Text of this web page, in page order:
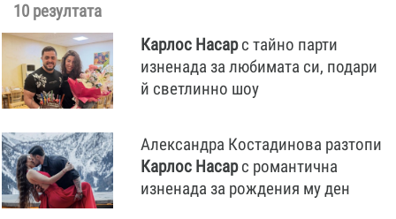
10 резултата
Карлос Насарс тайно парти
изненада за любимата си, подари
й светлинно шоу
Александра Костадинова разтопи
Карлос Насарс романтична
изненада за рождения му ден